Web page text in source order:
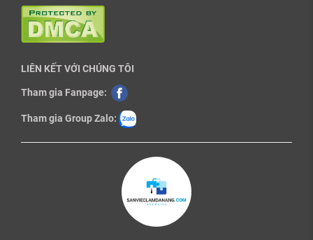
LIÊN KẾT VỚI CHÚNG TÔI
Tham gia Fanpage:
Tham gia Group Zalo: